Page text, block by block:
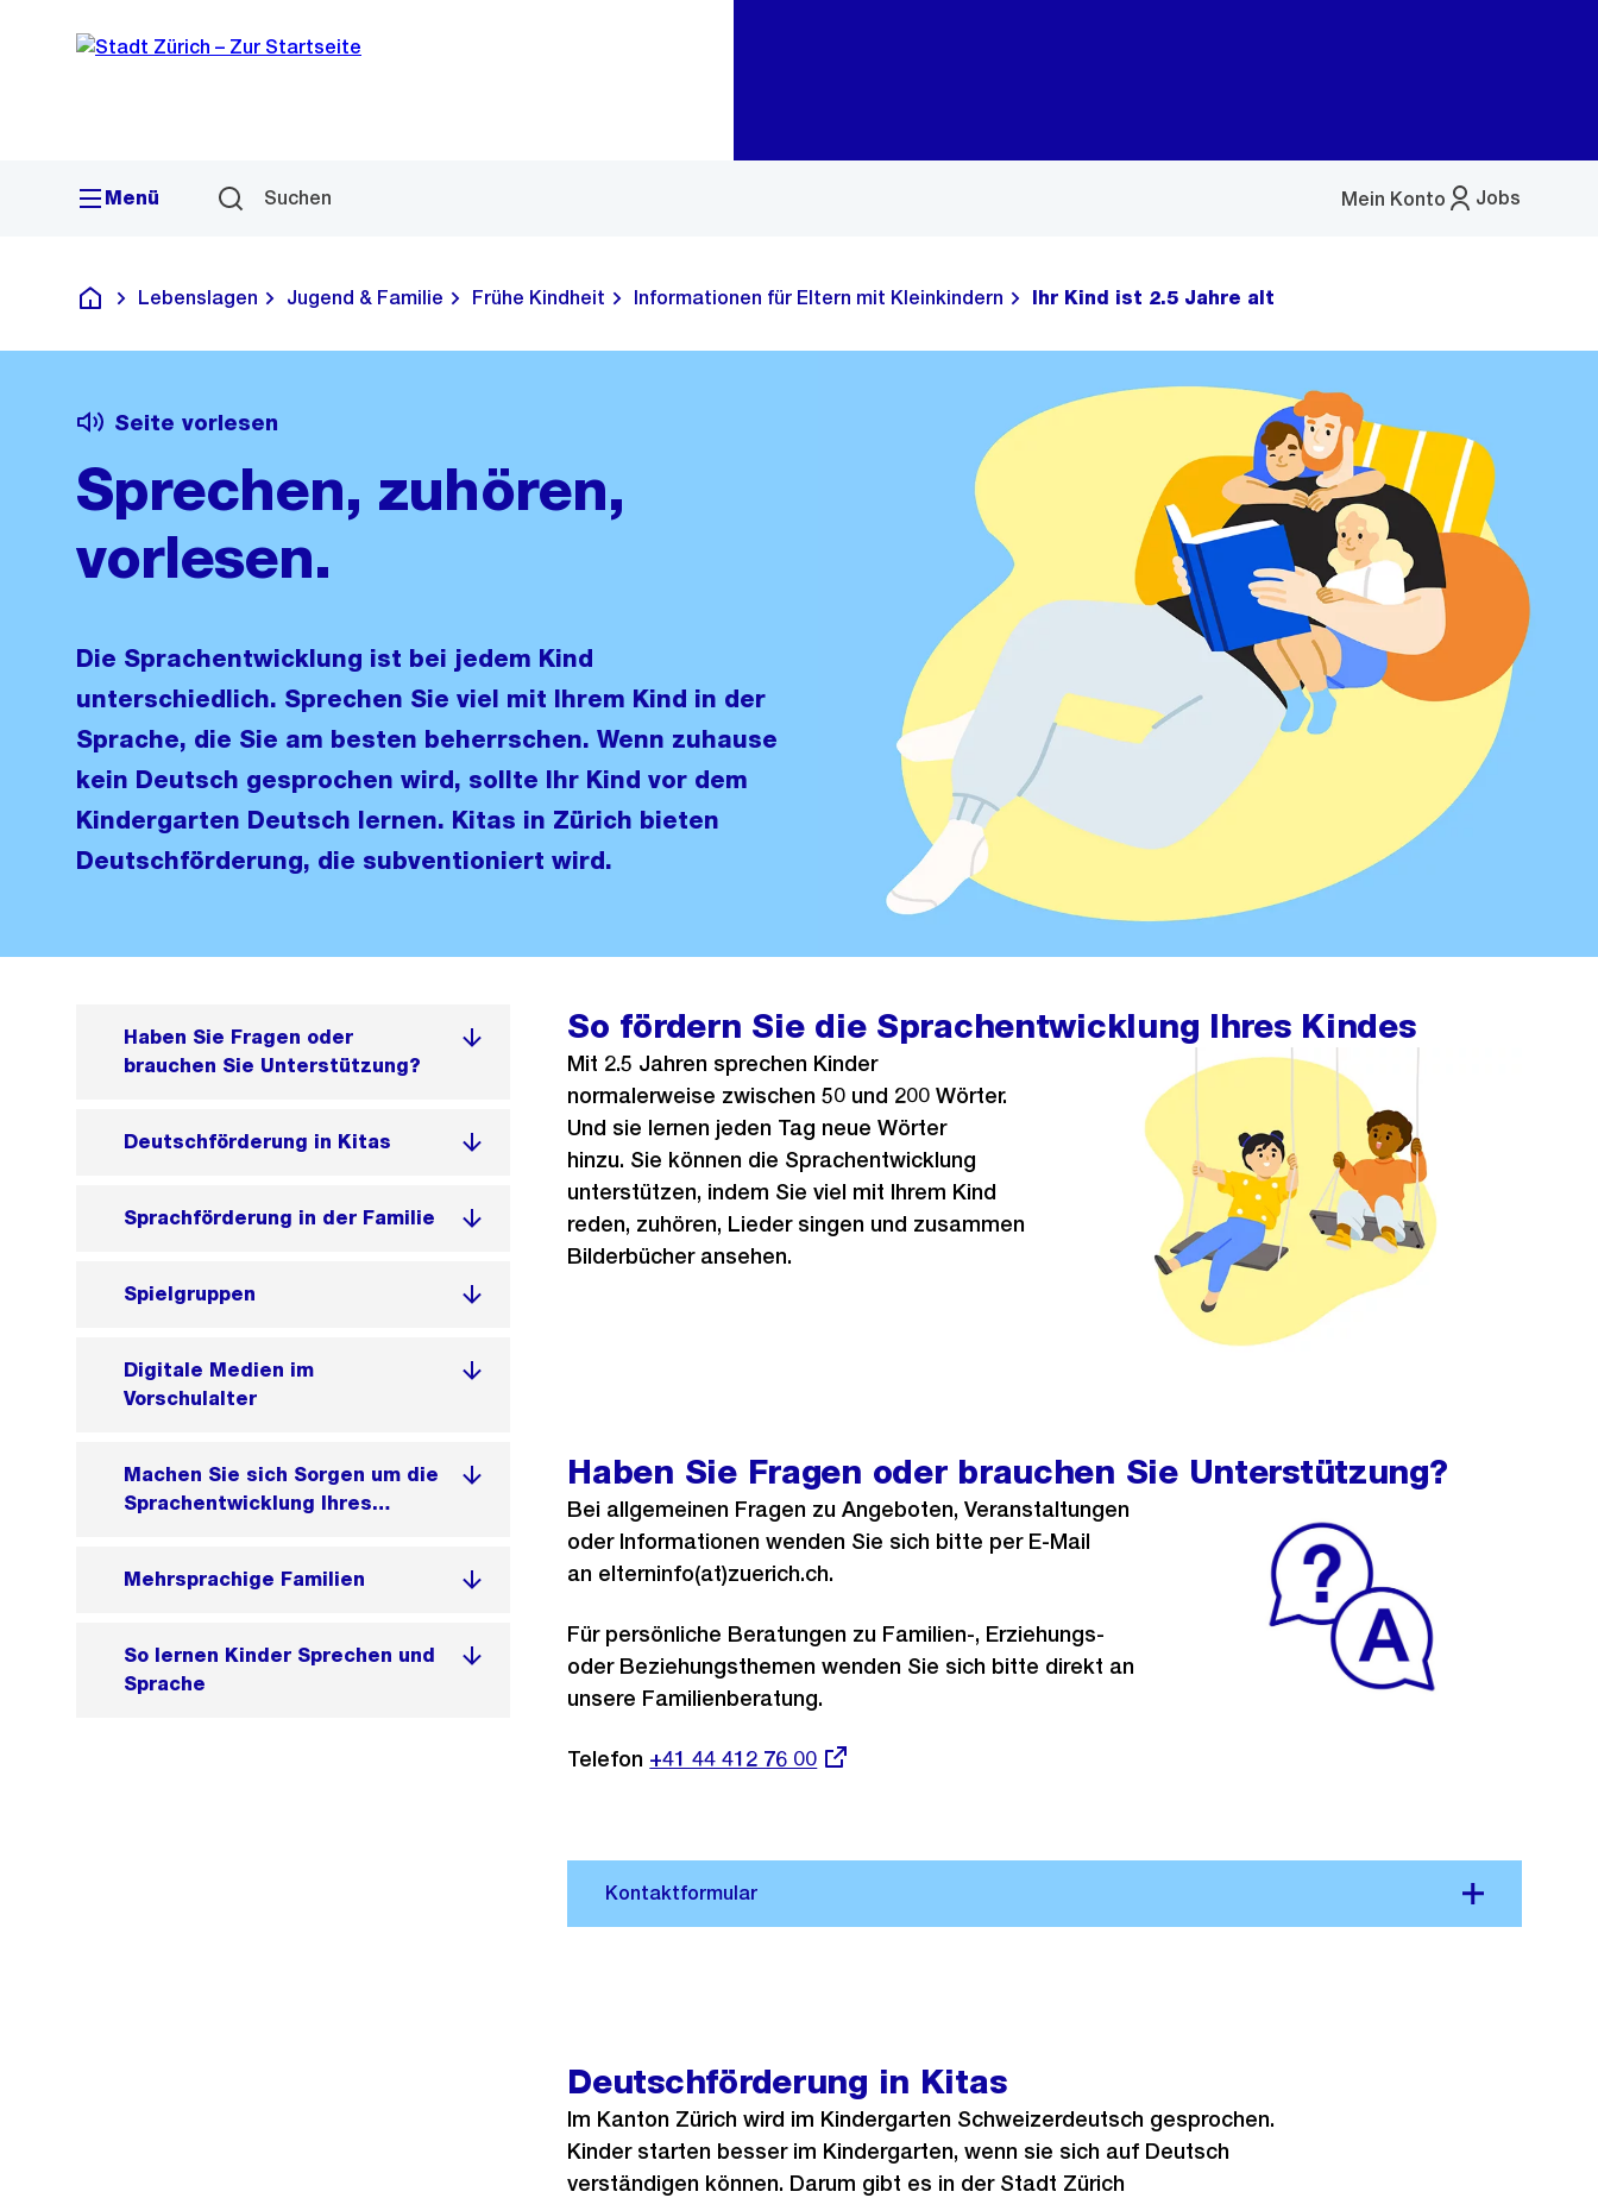
Navigation
Sprunglink
Menü Suchen Jobs
Mein Konto
Menü
Deutsch
Lebenslagen Jugend & Familie Frühe Kindheit Informationen für Eltern mit Kleinkindern Ihr Kind ist 2.5 Jahre alt
Seite vorlesen
Sprechen, zuhören,
vorlesen.
Die Sprachentwicklung ist bei jedem Kind
unterschiedlich. Sprechen Sie viel mit Ihrem Kind in der
Sprache, die Sie am besten beherrschen. Wenn zuhause
kein Deutsch gesprochen wird, sollte Ihr Kind vor dem
Kindergarten Deutsch lernen. Kitas in Zürich bieten
Deutschförderung, die subventioniert wird.
Haben Sie Fragen oder
brauchen Sie Unterstützung?
Deutschförderung in Kitas
Sprachförderung in der Familie
Spielgruppen
Digitale Medien im
Vorschulalter
Machen Sie sich Sorgen um die
Sprachentwicklung Ihres
Mehrsprachige Familien
So lernen Kinder Sprechen und
Sprache
So fördern Sie die Sprachentwicklung Ihres Kindes
Mit 2.5 Jahren sprechen Kinder
normalerweise zwischen 50 und 200 Wörter.
Und sie lernen jeden Tag neue Wörter
hinzu. Sie können die Sprachentwicklung
unterstützen, indem Sie viel mit Ihrem Kind
reden, zuhören, Lieder singen und zusammen
Bilderbücher ansehen.
Haben Sie Fragen oder brauchen Sie Unterstützung?
Bei allgemeinen Fragen zu Angeboten, Veranstaltungen
oder Informationen wenden Sie sich bitte per E-Mail
an elterninfo(at)zuerich.ch.
Für persönliche Beratungen zu Familien-, Erziehungs-
oder Beziehungsthemen wenden Sie sich bitte direkt an
unsere Familienberatung.
Telefon Externer
+41 44 412 76 00
Deutschförderung in Kitas
Im Kanton Zürich wird im Kindergarten Schweizerdeutsch gesprochen.
Kinder starten besser im Kindergarten, wenn sie sich auf Deutsch
verständigen können. Darum gibt es in der Stadt Zürich